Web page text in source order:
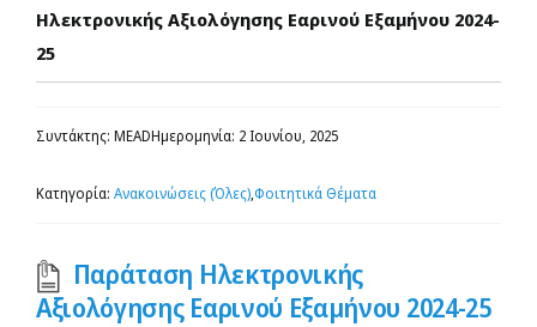
Προπτυχιακά
Μεταπτυχιακά
Προσωπικό
Ηλεκτρονικής Αξιολόγησης Εαρινού Εξαμήνου 2024-
25
Συντάκτης: MEADΗμερομηνία: 2 Ιουνίου, 2025
Κατηγορία: Ανακοινώσεις (Όλες),Φοιτητικά Θέματα
Παράταση Ηλεκτρονικής
Αξιολόγησης Εαρινού Εξαμήνου 2024-25